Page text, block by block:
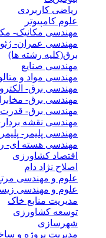
ریاضی کاربردی
علوم کامپیوتر
مهندسی مکانیک-
مهندسی عمران-
برق(کلیه رشته ها)
مهندسی صنایع
مهندسی مواد و
مهندسی برق-
مهندسی برق-
مهندسی برق- قدرت
مهندسی نقشه
مهندسی پلیمر- پلیمر
مهندسی هسته ای-
اقتصاد کشاورزی
اصلاح نژاد دام
علوم و مهندسی
علوم و مهندسی
مدیریت منابع خاک
توسعه کشاورزی
شهرسازی
مدیریت پروژه و